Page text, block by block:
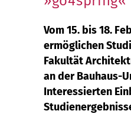
Vom 15. bis 18.
ermöglichen
Fakultät
an der Bauhaus-
Interessierten